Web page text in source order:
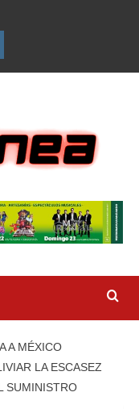
A MÉXICO
LA ESCASEZ
SUMINISTRO